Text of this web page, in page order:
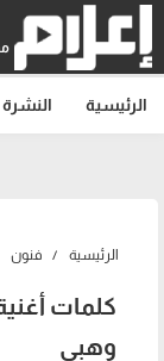
الرئيسية النشرة
الرئيسية فنون
كلمات
وهبي